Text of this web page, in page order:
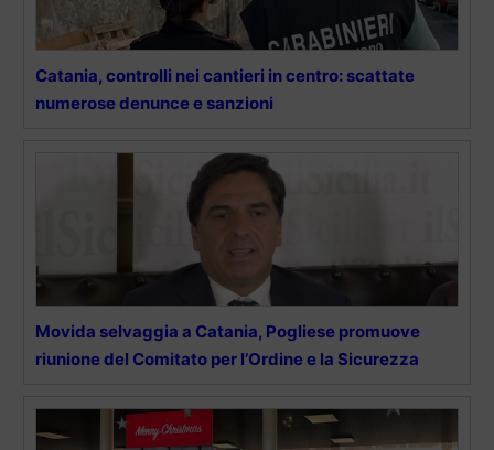
Catania, controlli nei cantieri in centro: scattate
numerose denunce e sanzioni
Movida selvaggia a Catania, Pogliese promuove
riunione del Comitato per l’Ordine e la Sicurezza